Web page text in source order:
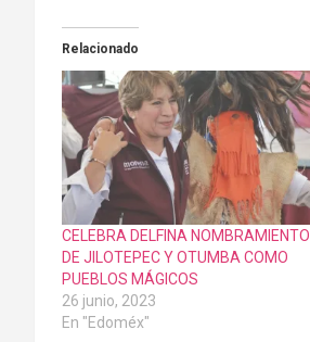
Relacionado
CELEBRA DELFINA NOMBRAMIENTO
DE JILOTEPEC Y OTUMBA COMO
PUEBLOS MÁGICOS
26 junio, 2023
En "Edoméx"